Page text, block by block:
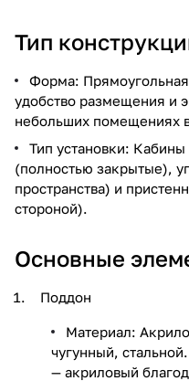
Тип
Форма:
удобство размещения и
небольших помещениях
Тип установки:
(полностью закрытые),
пространства) и
стороной).
Основные
Поддон
Материал:
чугунный,
— акриловый